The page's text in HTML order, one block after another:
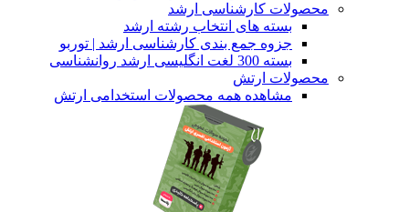
محصولات کارشناسی ارشد
بسته های انتخاب رشته ارشد
جزوه جمع بندی کارشناسی ارشد | توربو
بسته 300 لغت انگلیسی ارشد روانشناسی
محصولات ارتش
مشاهده همه محصولات استخدامی ارتش